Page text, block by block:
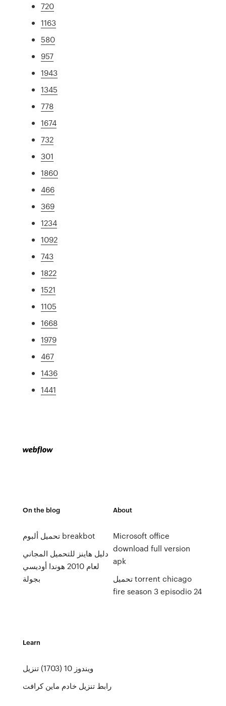
720
1163
580
957
1943
1345
778
1674
732
301
1860
466
369
1234
1092
743
1822
1521
1105
1668
1979
467
1436
1441
On the blog
تحميل ألبوم breakbot
دليل هاينز للتحميل المجاني
لعام 2010 هوندا أوديسي
بجولة
About
Microsoft office
download full version
apk
تحميل torrent chicago
fire season 3 episodio 24
Learn
ويندوز 10 (1703) تنزيل
رابط تنزيل خادم ماين كرافت